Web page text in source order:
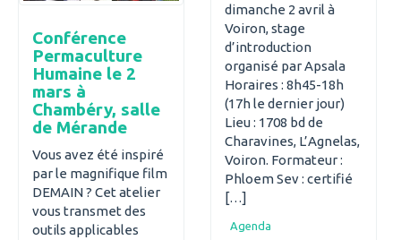
dimanche 2 avril à
Voiron, stage
d’introduction
organisé par Apsala
Horaires : 8h45-18h
(17h le dernier jour)
Lieu : 1708 bd de
Charavines, L’Agnelas,
Voiron. Formateur :
Phloem Sev : certifié
[…]
Agenda
Conférence
Permaculture
Humaine le 2
mars à
Chambéry, salle
de Mérande
Vous avez été inspiré
par le magnifique film
DEMAIN ? Cet atelier
vous transmet des
outils applicables